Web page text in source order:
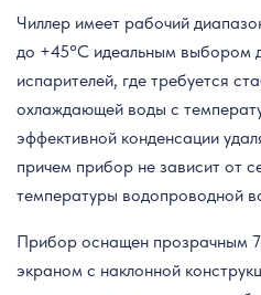
Чиллер имеет рабочий
до +45°C идеальным выбором
испарителей, где требуется
охлаждающей воды с
эффективной конденсации
причем прибор не зависит от
температуры водопроводной
Прибор оснащен прозрачным
экраном с наклонной